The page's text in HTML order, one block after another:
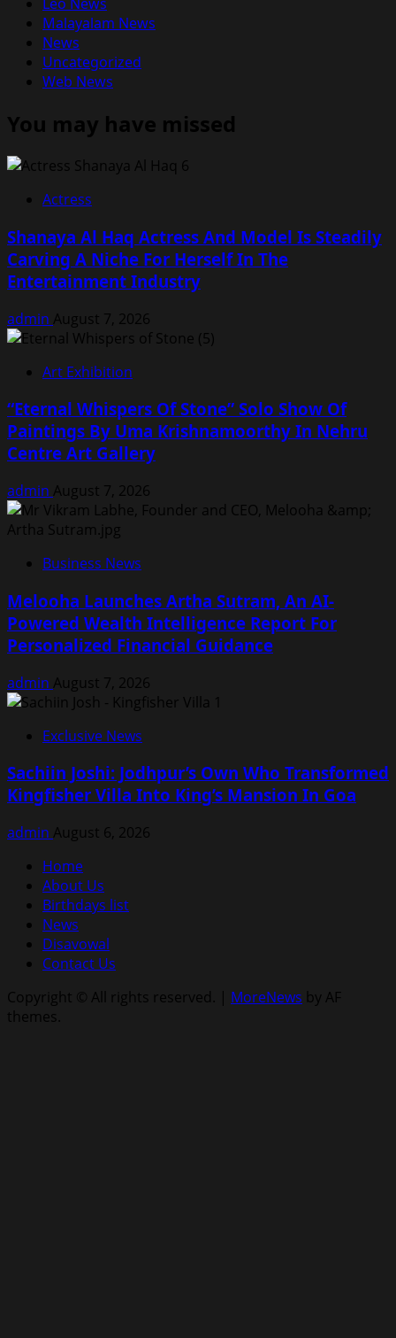
Leo News
Malayalam News
News
Uncategorized
Web News
You may have missed
Actress
Shanaya Al Haq Actress And Model Is Steadily
Carving A Niche For Herself In The
Entertainment Industry
admin August 7, 2026
Art Exhibition
“Eternal Whispers Of Stone” Solo Show Of
Paintings By Uma Krishnamoorthy In Nehru
Centre Art Gallery
admin August 7, 2026
Business News
Melooha Launches Artha Sutram, An AI-
Powered Wealth Intelligence Report For
Personalized Financial Guidance
admin August 7, 2026
Exclusive News
Sachiin Joshi: Jodhpur’s Own Who Transformed
Kingfisher Villa Into King’s Mansion In Goa
admin August 6, 2026
Home
About Us
Birthdays list
News
Disavowal
Contact Us
Copyright © All rights reserved. | MoreNews by AF
themes.